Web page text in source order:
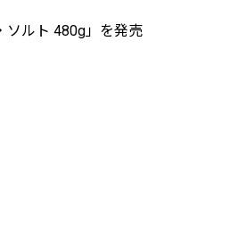
ルト 480g」を発売